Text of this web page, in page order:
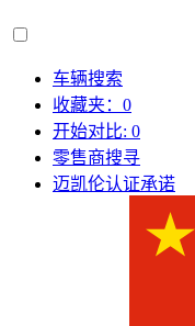
车辆搜索
收藏夹： 0
开始对比: 0
零售商搜寻
迈凯伦认证承诺